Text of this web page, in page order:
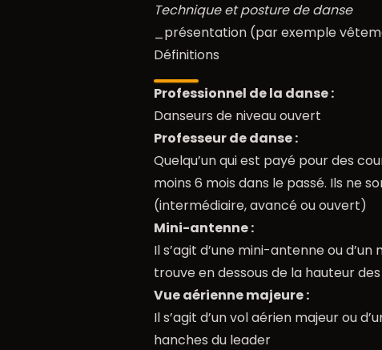
Technique et posture de danse
_présentation (par exemple
Définitions
Professionnel de la danse :
Danseurs de niveau ouvert
Professeur de danse :
Quelqu’un qui est payé pour des
moins 6 mois dans le passé. Ils ne
(intermédiaire, avancé ou ouvert)
Mini-antenne :
Il s’agit d’une mini-antenne ou
trouve en dessous de la hauteur
Vue aérienne majeure :
Il s’agit d’un vol aérien majeur ou
hanches du leader